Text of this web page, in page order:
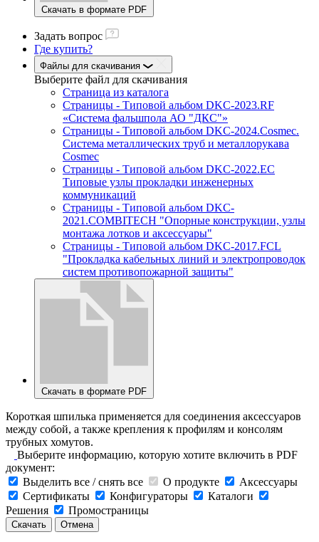
Скачать в формате PDF
Задать вопрос
Где купить?
Файлы для скачивания
Выберите файл для скачивания
Страница из каталога
Страницы - Типовой альбом DKC-2023.RF
«Система фальшпола АО "ДКС"»
Страницы - Типовой альбом DKC-2024.Cosmec.
Система металлических труб и металлорукава
Cosmec
Страницы - Типовой альбом DKC-2022.EC
Типовые узлы прокладки инженерных
коммуникаций
Страницы - Типовой альбом DKC-
2021.COMBITECH "Опорные конструкции, узлы
монтажа лотков и аксессуары"
Страницы - Типовой альбом DKC-2017.FCL
"Прокладка кабельных линий и электропроводок
систем противопожарной защиты"
Скачать в формате PDF
Короткая шпилька применяется для соединения аксессуаров
между собой, а также крепления к профилям и консолям
трубных хомутов.
Выберите информацию, которую хотите включить в PDF
документ:
Выделить все / снять все
О продукте
Аксессуары
Сертификаты
Конфигураторы
Каталоги
Решения
Промостраницы
Скачать Отмена